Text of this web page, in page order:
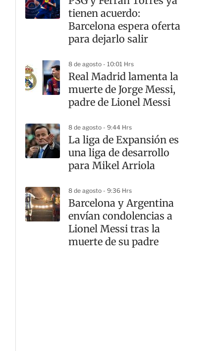
tienen acuerdo:
Barcelona espera oferta
para dejarlo salir
8 de agosto - 10:01 Hrs
Real Madrid lamenta la
muerte de Jorge Messi,
padre de Lionel Messi
8 de agosto - 9:44 Hrs
La liga de Expansión es
una liga de desarrollo
para Mikel Arriola
8 de agosto - 9:36 Hrs
Barcelona y Argentina
envían condolencias a
Lionel Messi tras la
muerte de su padre